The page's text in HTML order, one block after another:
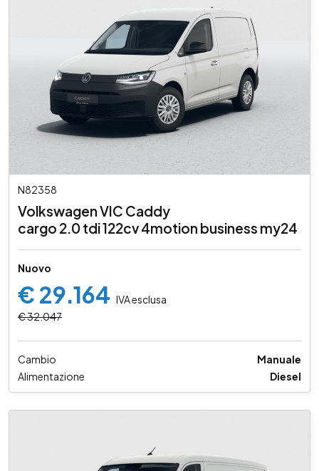
N82358
Volkswagen VIC Caddy
cargo 2.0 tdi 122cv 4motion business my24
Nuovo
€ 29.164 IVA esclusa
€ 32.047
Cambio
Manuale
Alimentazione
Diesel